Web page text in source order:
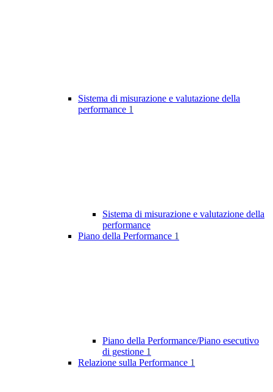
Sistema di misurazione e valutazione della
performance 1
Sistema di misurazione e valutazione della
performance
Piano della Performance 1
Piano della Performance/Piano esecutivo
di gestione 1
Relazione sulla Performance 1